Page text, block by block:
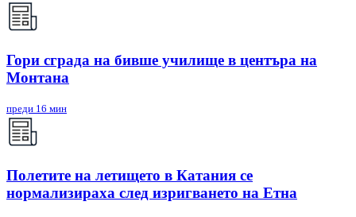
Гори сграда на бивше училище в центъра на
Монтана
преди 16 мин
Полетите на летището в Катания се
нормализираха след изригването на Етна